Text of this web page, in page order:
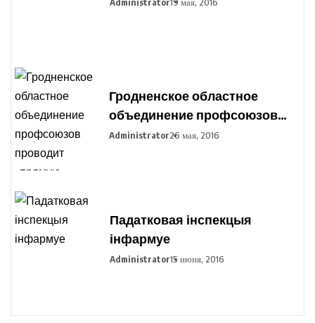
Гродненское областное
объединение профсоюзов
проводит «прямую
Administrator26 мая, 2016
Падатковая інспекцыя
інфармуе
Administrator15 июня, 2016